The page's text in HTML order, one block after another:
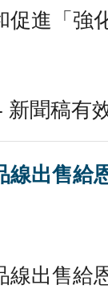
進「強
新聞稿有
線出售給
線出售給